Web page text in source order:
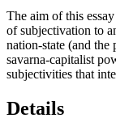
The aim of this
of subjectivation to
nation-state (and
savarna-capitalist
subjectivities that
Details